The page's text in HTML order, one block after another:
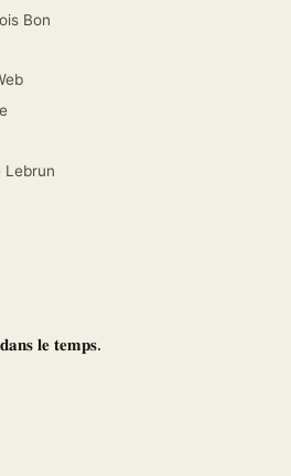
Bon
Lebrun
𝐥𝐞 𝐭𝐞𝐦𝐩𝐬.